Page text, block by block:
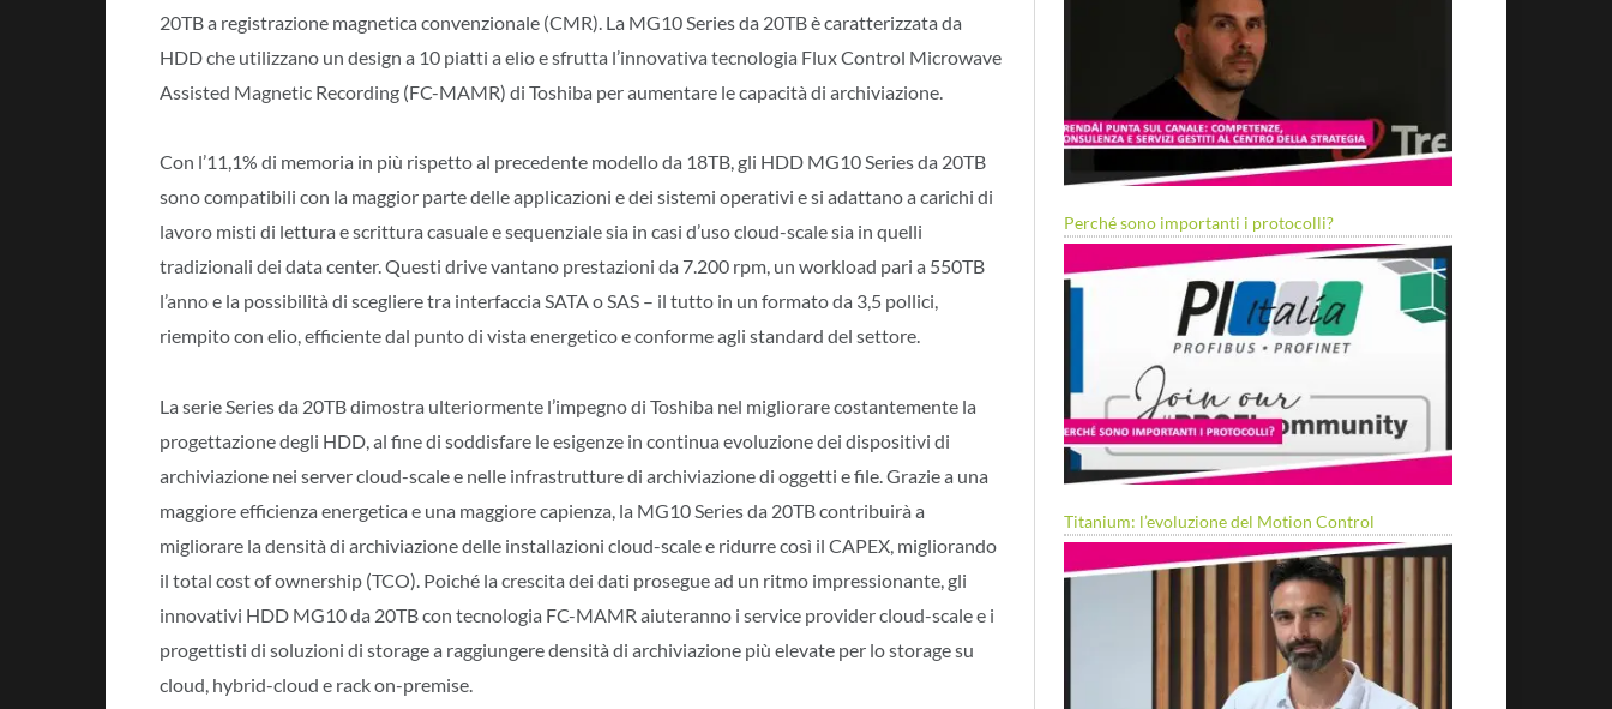
20TB a registrazione magnetica convenzionale (CMR). La MG10 Series da 20TB è caratterizzata da
HDD che utilizzano un design a 10 piatti a elio e sfrutta l’innovativa tecnologia Flux Control Microwave
Assisted Magnetic Recording (FC-MAMR) di Toshiba per aumentare le capacità di archiviazione.
Con l’11,1% di memoria in più rispetto al precedente modello da 18TB, gli HDD MG10 Series da 20TB
sono compatibili con la maggior parte delle applicazioni e dei sistemi operativi e si adattano a carichi di
lavoro misti di lettura e scrittura casuale e sequenziale sia in casi d’uso cloud-scale sia in quelli
tradizionali dei data center. Questi drive vantano prestazioni da 7.200 rpm, un workload pari a 550TB
l’anno e la possibilità di scegliere tra interfaccia SATA o SAS – il tutto in un formato da 3,5 pollici,
riempito con elio, efficiente dal punto di vista energetico e conforme agli standard del settore.
La serie Series da 20TB dimostra ulteriormente l’impegno di Toshiba nel migliorare costantemente la
progettazione degli HDD, al fine di soddisfare le esigenze in continua evoluzione dei dispositivi di
archiviazione nei server cloud-scale e nelle infrastrutture di archiviazione di oggetti e file. Grazie a una
maggiore efficienza energetica e una maggiore capienza, la MG10 Series da 20TB contribuirà a
migliorare la densità di archiviazione delle installazioni cloud-scale e ridurre così il CAPEX, migliorando
il total cost of ownership (TCO). Poiché la crescita dei dati prosegue ad un ritmo impressionante, gli
innovativi HDD MG10 da 20TB con tecnologia FC-MAMR aiuteranno i service provider cloud-scale e i
progettisti di soluzioni di storage a raggiungere densità di archiviazione più elevate per lo storage su
cloud, hybrid-cloud e rack on-premise.
Perché sono importanti i protocolli?
Titanium: l’evoluzione del Motion Control